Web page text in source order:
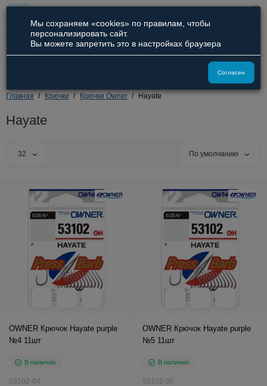
8 (800) 551-09-94
8 (929) 836-66-51
Главная Крючки Крючки Owner Hayate
Hayate
32 По умолчанию
OWNER Крючок Hayate purple
№4 11шт
В наличии
53102-04
OWNER Крючок Hayate purple
№5 11шт
В наличии
53102-05
Мы сохраняем «cookies» по правилам, чтобы
персонализировать сайт.
Вы можете запретить это в настройках браузера
Согласен